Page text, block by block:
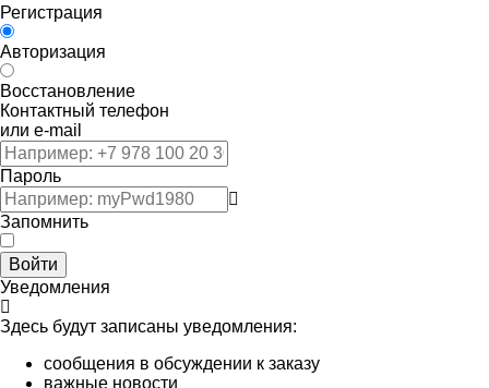
Регистрация
Авторизация
Восстановление
Контактный телефон
или e-mail
Пароль
Запомнить
Войти
Уведомления
Здесь будут записаны уведомления:
сообщения в обсуждении к заказу
важные новости